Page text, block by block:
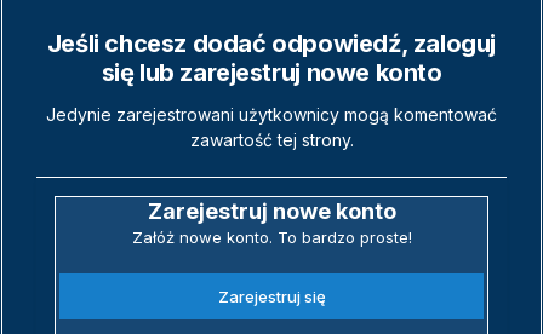
Jeśli chcesz dodać odpowiedź, zaloguj
się lub zarejestruj nowe konto
Jedynie zarejestrowani użytkownicy mogą komentować
zawartość tej strony.
Zarejestruj nowe konto
Załóż nowe konto. To bardzo proste!
Zarejestruj się